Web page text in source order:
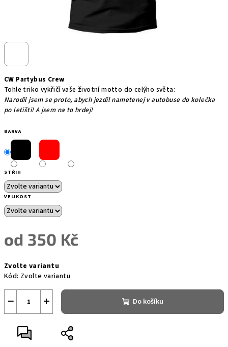
CW Partybus Crew
Tohle triko vykřičí vaše životní motto do celýho světa:
Narodil jsem se proto, abych jezdil nametenej v autobuse do kolečka
po letišti! A jsem na to hrdej!
BARVA
STŘIH
VELIKOST
od 350 Kč
cena:
Zvolte variantu
Kód: Zvolte variantu
+
− Do košíku